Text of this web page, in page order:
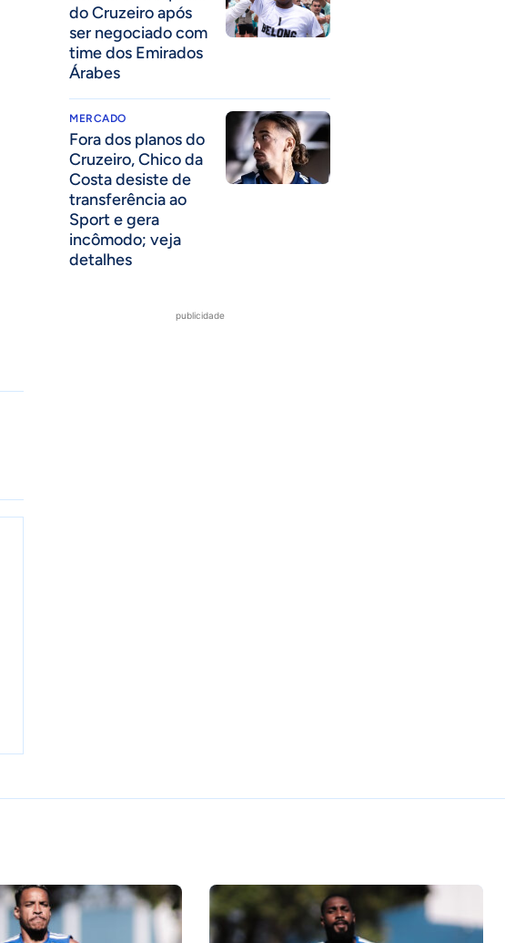
do Cruzeiro após
ser negociado com
time dos Emirados
Árabes
MERCADO
Fora dos planos do
Cruzeiro, Chico da
Costa desiste de
transferência ao
Sport e gera
incômodo; veja
detalhes
publicidade